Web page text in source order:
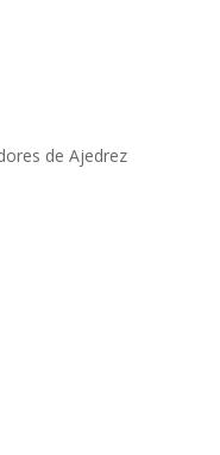
de Ajedrez